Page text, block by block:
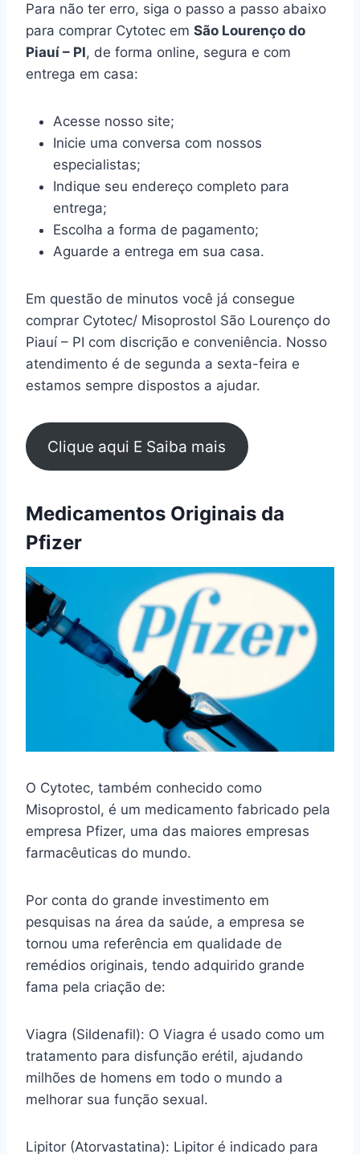
Para não ter erro, siga o passo a passo abaixo
para comprar Cytotec em São Lourenço do
Piauí – PI, de forma online, segura e com
entrega em casa:
Acesse nosso site;
Inicie uma conversa com nossos
especialistas;
Indique seu endereço completo para
entrega;
Escolha a forma de pagamento;
Aguarde a entrega em sua casa.
Em questão de minutos você já consegue
comprar Cytotec/ Misoprostol São Lourenço do
Piauí – PI com discrição e conveniência. Nosso
atendimento é de segunda a sexta-feira e
estamos sempre dispostos a ajudar.
Clique aqui E Saiba mais
Medicamentos Originais da
Pfizer
O Cytotec, também conhecido como
Misoprostol, é um medicamento fabricado pela
empresa Pfizer, uma das maiores empresas
farmacêuticas do mundo.
Por conta do grande investimento em
pesquisas na área da saúde, a empresa se
tornou uma referência em qualidade de
remédios originais, tendo adquirido grande
fama pela criação de:
Viagra (Sildenafil): O Viagra é usado como um
tratamento para disfunção erétil, ajudando
milhões de homens em todo o mundo a
melhorar sua função sexual.
Lipitor (Atorvastatina): Lipitor é indicado para